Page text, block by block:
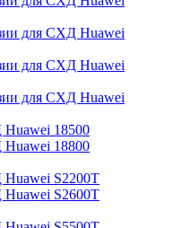
для СХД Huawei
для СХД Huawei
для СХД Huawei
18500
18800
S2200T
S2600T